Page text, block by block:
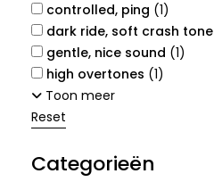
controlled, ping (1)
dark ride, soft crash tone
gentle, nice sound (1)
high overtones (1)
Toon meer
Reset
Categorieën